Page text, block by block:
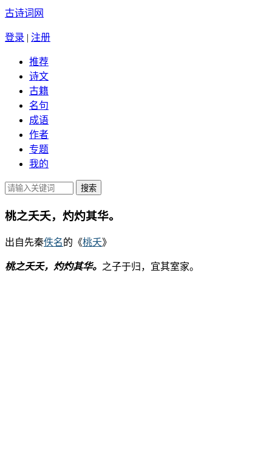
古诗词网
登录 | 注册
推荐
诗文
古籍
名句
成语
作者
专题
我的
桃之夭夭，灼灼其华。
出自先秦佚名的《桃夭》
桃之夭夭，灼灼其华。 之子于归，宜其室家。